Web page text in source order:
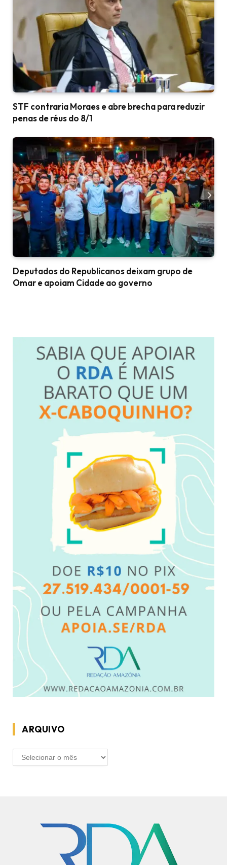
STF contraria Moraes e abre brecha para reduzir
penas de réus do 8/1
Deputados do Republicanos deixam grupo de
Omar e apoiam Cidade ao governo
ARQUIVO
ARQUIVO